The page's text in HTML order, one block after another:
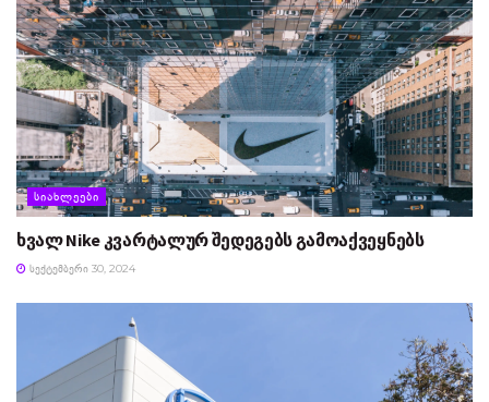
ᲡᲘᲐᲮᲚᲔᲔᲑᲘ
ხვალ Nike კვარტალურ შედეგებს გამოაქვეყნებს
ᲡᲔᲥᲢᲔᲛᲑᲔᲠᲘ 30, 2024